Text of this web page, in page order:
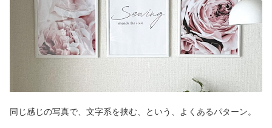
同じ感じの写真で、文字系を挟む、という、よくあるパターン。